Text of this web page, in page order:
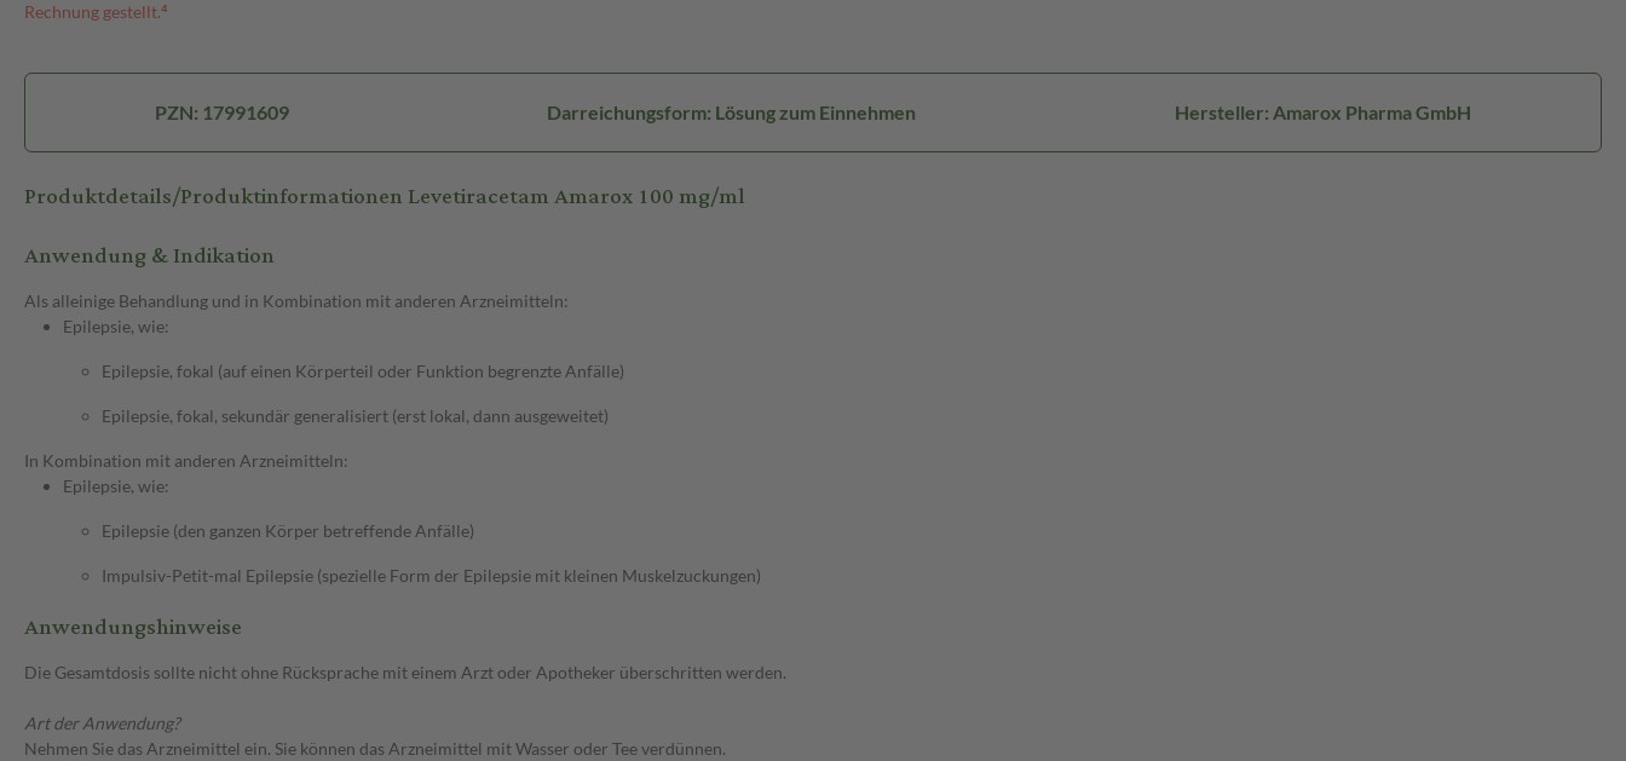
Rechnung gestellt.⁴
PZN: 17991609 Darreichungsform: Lösung zum Einnehmen Hersteller: Amarox Pharma GmbH
Produktdetails/Produktinformationen Levetiracetam Amarox 100 mg/ml
Anwendung & Indikation
Als alleinige Behandlung und in Kombination mit anderen Arzneimitteln:
Epilepsie, wie:
Epilepsie, fokal (auf einen Körperteil oder Funktion begrenzte Anfälle)
Epilepsie, fokal, sekundär generalisiert (erst lokal, dann ausgeweitet)
In Kombination mit anderen Arzneimitteln:
Epilepsie, wie:
Epilepsie (den ganzen Körper betreffende Anfälle)
Impulsiv-Petit-mal Epilepsie (spezielle Form der Epilepsie mit kleinen Muskelzuckungen)
Anwendungshinweise
Die Gesamtdosis sollte nicht ohne Rücksprache mit einem Arzt oder Apotheker überschritten werden.
Art der Anwendung?
Nehmen Sie das Arzneimittel ein. Sie können das Arzneimittel mit Wasser oder Tee verdünnen.